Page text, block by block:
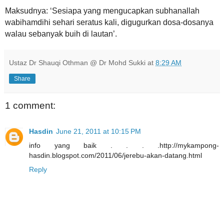
Maksudnya: ‘Sesiapa yang mengucapkan subhanallah
wabihamdihi sehari seratus kali, digugurkan dosa-dosanya
walau sebanyak buih di lautan’.
Ustaz Dr Shauqi Othman @ Dr Mohd Sukki at 8:29 AM
Share
1 comment:
Hasdin June 21, 2011 at 10:15 PM
info yang baik . . . .http://mykampong-
hasdin.blogspot.com/2011/06/jerebu-akan-datang.html
Reply